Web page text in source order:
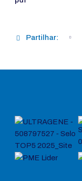
Partilhar: